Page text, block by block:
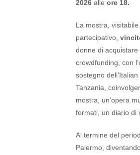
2026 alle ore 18.
La mostra,
partecipativo,
donne di
crowdfunding, con
sostegno
Tanzania,
mostra, un’opera
formati, un diario di
Al termine del
Palermo,